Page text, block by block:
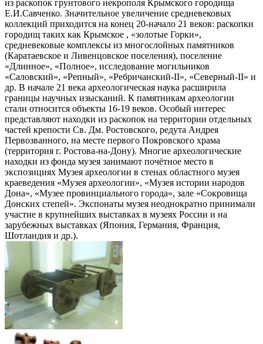
из раскопок грунтового некрополя Крымского городища
Е.И.Савченко. Значительное увеличение средневековых
коллекций приходится на конец 20-начало 21 веков: раскопки
городищ таких как Крымское , «золотые Горки»,
средневековые комплексы из многослойных памятников
(Каратаевское и Ливенцовское поселения), поселение
«Длинное», «Полное», исследование могильников
«Саловский», «Репный», «Ребричанский-II», «Северный-II» и
др. В начале 21 века археологическая наука расширила
границы научных изысканий. К памятникам археологии
стали относится объекты 16-19 веков. Особый интерес
представляют находки из раскопок на территории отдельных
частей крепости Св. Дм. Ростовского, редута Андрея
Первозванного, на месте первого Покровского храма
(территория г. Ростова-на-Дону). Многие археологические
находки из фонда музея занимают почётное место в
экспозициях Музея археологии в стенах областного музея
краеведения «Музея археологии», «Музея истории народов
Дона», «Музее провинциального города», зале «Сокровища
Донских степей». Экспонаты музея неоднократно принимали
участие в крупнейших выставках в музеях России и на
зарубежных выставках (Япония, Германия, Франция,
Шотландия и др.).